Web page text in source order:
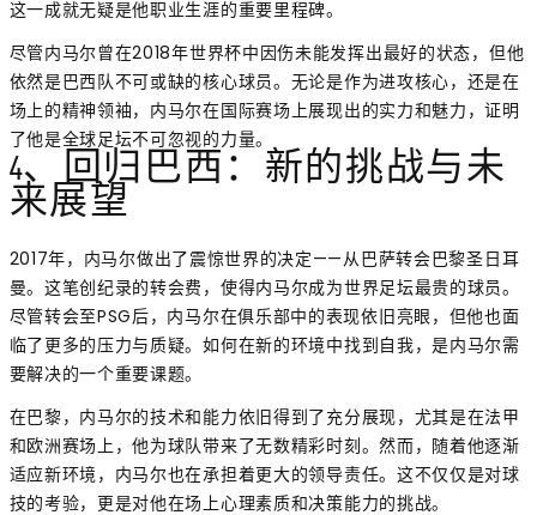
这一成就无疑是他职业生涯的重要里程碑。
尽管内马尔曾在2018年世界杯中因伤未能发挥出最好的状态，但他
依然是巴西队不可或缺的核心球员。无论是作为进攻核心，还是在
场上的精神领袖，内马尔在国际赛场上展现出的实力和魅力，证明
了他是全球足坛不可忽视的力量。
4、回归巴西：新的挑战与未
来展望
2017年，内马尔做出了震惊世界的决定——从巴萨转会巴黎圣日耳
曼。这笔创纪录的转会费，使得内马尔成为世界足坛最贵的球员。
尽管转会至PSG后，内马尔在俱乐部中的表现依旧亮眼，但他也面
临了更多的压力与质疑。如何在新的环境中找到自我，是内马尔需
要解决的一个重要课题。
在巴黎，内马尔的技术和能力依旧得到了充分展现，尤其是在法甲
和欧洲赛场上，他为球队带来了无数精彩时刻。然而，随着他逐渐
适应新环境，内马尔也在承担着更大的领导责任。这不仅仅是对球
技的考验，更是对他在场上心理素质和决策能力的挑战。